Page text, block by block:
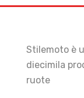
Stilemoto è
diecimila
ruote